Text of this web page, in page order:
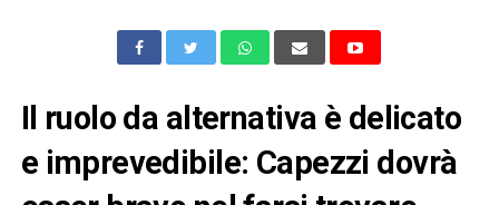
Il ruolo da alternativa è delicato
e imprevedibile: Capezzi dovrà